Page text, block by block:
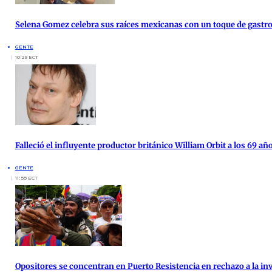
Selena Gomez celebra sus raíces mexicanas con un toque de
GENTE
10:29 ECT
Falleció el influyente productor británico William Orbit a los 69
GENTE
11:55 ECT
Opositores se concentran en Puerto Resistencia en rechazo a la